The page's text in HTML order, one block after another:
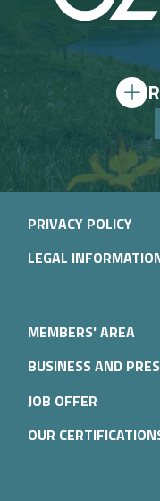
PRIVACY POLICY
LEGAL
MEMBERS' AREA
BUSINESS AND
JOB OFFER
OUR